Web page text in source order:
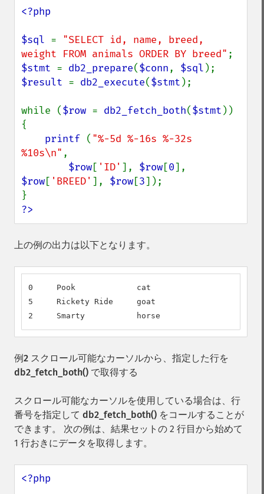
<?php
$sql = "SELECT id, name, breed,
weight FROM animals ORDER BY breed"
$stmt = db2_prepare($conn, $sql
$result = db2_execute($stmt );
while ($row = db2_fetch_both($stmt ))
{
printf ( "%-5d %-16s %-32s
%10s\n" ,
$row[ 'ID' ], $row[0
$row[ 'BREED' ], $row[3]);
?>
上の例の出力は以下となります。
0     Pook             cat
5     Rickety Ride     goat
2     Smarty           horse
例2 スクロール可能なカーソルから、指定した行を
db2_fetch_both() で取得する
スクロール可能なカーソルを使用している場合は、行
番号を指定して db2_fetch_both() をコールすることが
できます。 次の例は、結果セットの 2 行目から始めて
1 行おきにデータを取得します。
<?php